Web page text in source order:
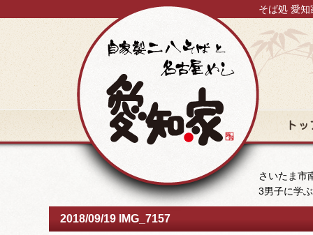
そば処 愛
さいたま市
3男子に学
2018/09/19 IMG_7157